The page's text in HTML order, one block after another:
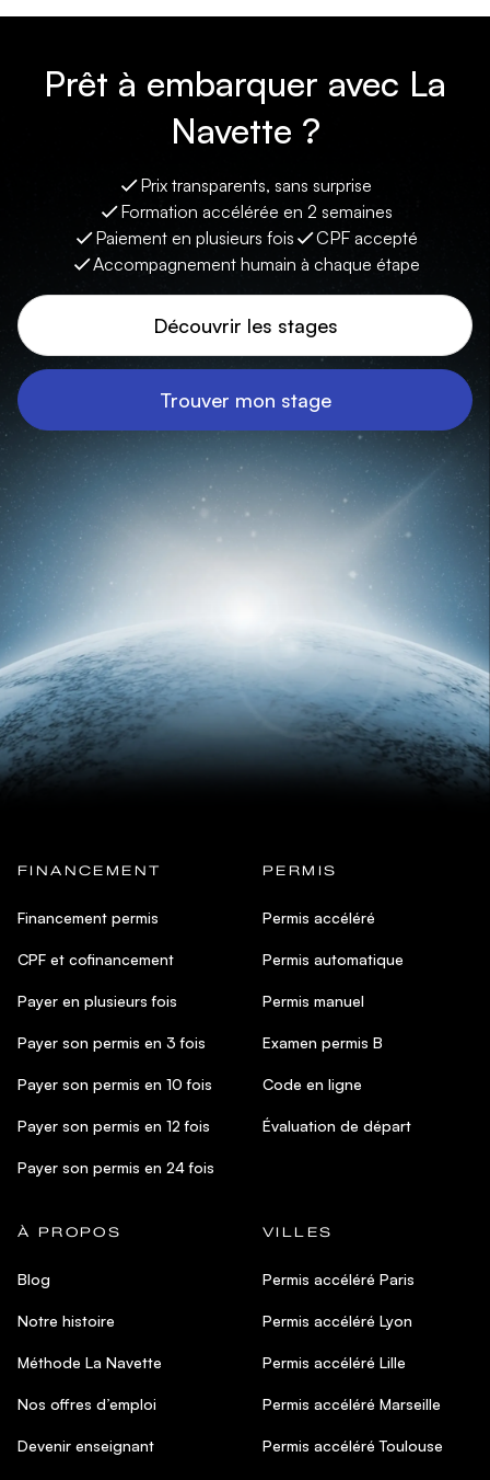
Prêt à embarquer avec La
Navette ?
Prix transparents, sans surprise
Formation accélérée en 2 semaines
Paiement en plusieurs fois
CPF accepté
Accompagnement humain à chaque étape
Découvrir les stages
Trouver mon stage
FINANCEMENT
Financement permis
CPF et cofinancement
Payer en plusieurs fois
Payer son permis en 3 fois
Payer son permis en 10 fois
Payer son permis en 12 fois
Payer son permis en 24 fois
PERMIS
Permis accéléré
Permis automatique
Permis manuel
Examen permis B
Code en ligne
Évaluation de départ
À PROPOS
Blog
Notre histoire
Méthode La Navette
Nos offres d’emploi
Devenir enseignant
VILLES
Permis accéléré Paris
Permis accéléré Lyon
Permis accéléré Lille
Permis accéléré Marseille
Permis accéléré Toulouse